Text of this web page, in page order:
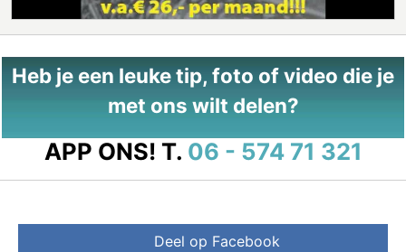
Heb je een leuke tip, foto of video die je
met ons wilt delen?
APP ONS! T. 06 - 574 71 321
Deel op Facebook